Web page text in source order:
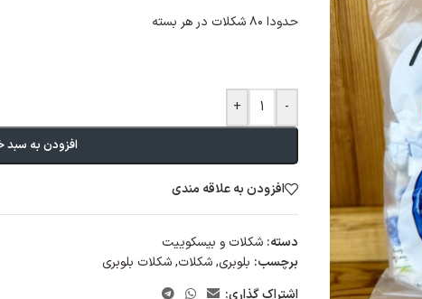
حدودا ۸۰ شکلات در هر بسته
-
+
افزودن به سبد
افزودن به علاقه مندی
دسته: شکلات و بیسکوییت
برچسب: بلوبری,شکلات,شکلات بلوبری
اشتراک گذاری: